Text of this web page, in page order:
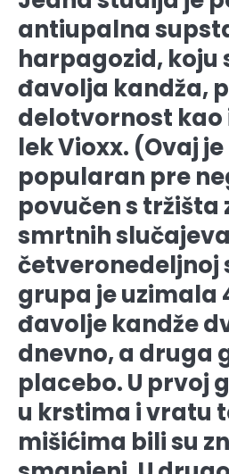
antiupalna
harpagozid, koju
đavolja kandža,
delotvornost kao
lek Vioxx. (Ovaj
popularan pre
povučen s tržišta
smrtnih
četveronedeljnoj
grupa je uzimala
đavolje kandže
dnevno, a druga
placebo. U prvoj
u krstima i vratu
mišićima bili su